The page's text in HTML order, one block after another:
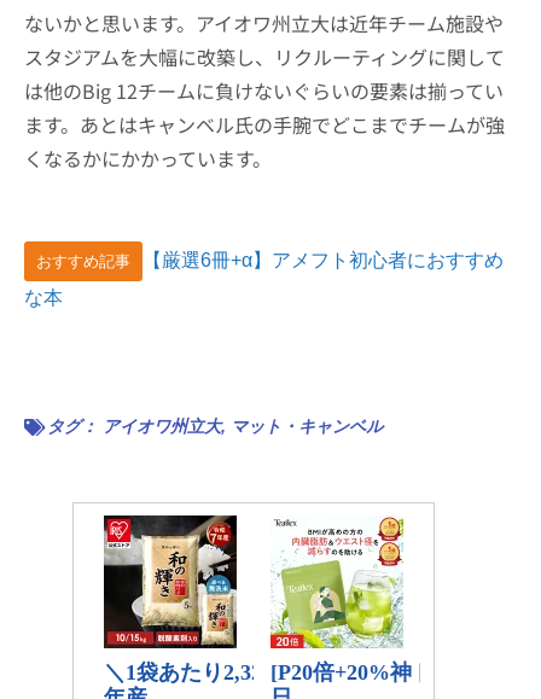
ないかと思います。アイオワ州立大は近年チーム施設や
スタジアムを大幅に改築し、リクルーティングに関して
は他のBig 12チームに負けないぐらいの要素は揃ってい
ます。あとはキャンベル氏の手腕でどこまでチームが強
くなるかにかかっています。
おすすめ記事
【厳選6冊+α】アメフト初心者におすすめ
な本
タグ： アイオワ州立大, マット・キャンベル